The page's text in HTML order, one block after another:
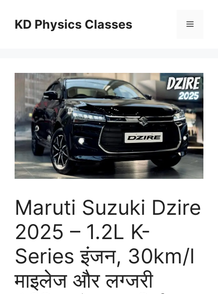
contentKD Physics Classes Menu
Maruti Suzuki Dzire
2025 – 1.2L K-
Series इंजन, 30km/l
माइलेज और लग्जरी